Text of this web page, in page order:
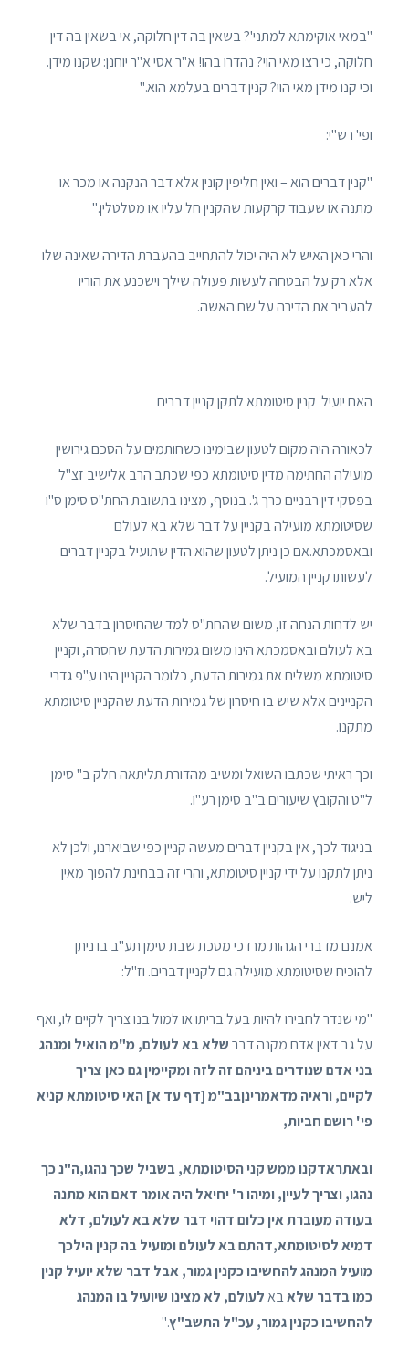
"במאי אוקימתא למתני'? בשאין בה דין חלוקה, אי בשאין בה דין
חלוקה, כי רצו מאי הוי? נהדרו בהו! א"ר אסי א"ר יוחנן: שקנו מידן.
וכי קנו מידן מאי הוי? קנין דברים בעלמא הוא."
ופי' רש"י:
"קנין דברים הוא – ואין חליפין קונין אלא דבר הנקנה או מכר או
מתנה או שעבוד קרקעות שהקנין חל עליו או מטלטלין."
והרי כאן האיש לא היה יכול להתחייב בהעברת הדירה שאינה שלו
אלא רק על הבטחה לעשות פעולה שילך וישכנע את הוריו
להעביר את הדירה על שם האשה.
האם יועיל קנין סיטומתא לתקן קניין דברים
לכאורה היה מקום לטעון שבימינו כשחותמים על הסכם גירושין
מועילה החתימה מדין סיטומתא כפי שכתב הרב אלישיב זצ"ל
בפסקי דין רבניים כרך ג'. בנוסף, מצינו בתשובת החת"ס סימן ס"ו
שסיטומתא מועילה בקניין על דבר שלא בא לעולם
ובאסמכתא.אם כן ניתן לטעון שהוא הדין שתועיל בקניין דברים
לעשותו קניין המועיל.
יש לדחות הנחה זו, משום שהחת"ס למד שהחיסרון בדבר שלא
בא לעולם ובאסמכתא הינו משום גמירות הדעת שחסרה, וקניין
סיטומתא משלים את גמירות הדעת, כלומר הקניין הינו ע"פ גדרי
הקניינים אלא שיש בו חיסרון של גמירות הדעת שהקניין סיטומתא
מתקנו.
וכך ראיתי שכתבו השואל ומשיב מהדורת תליתאה חלק ב" סימן
ל"ט והקובץ שיעורים ב"ב סימן רע"ו.
בניגוד לכך, אין בקניין דברים מעשה קניין כפי שביארנו, ולכן לא
ניתן לתקנו על ידי קניין סיטומתא, והרי זה בבחינת להפוך מאין
ליש.
אמנם מדברי הגהות מרדכי מסכת שבת סימן תע"ב בו ניתן
להוכיח שסיטומתא מועילה גם לקניין דברים. וז"ל:
"מי שנדר לחבירו להיות בעל בריתו או למול בנו צריך לקיים לו, ואף
על גב דאין אדם מקנה דברשלא בא לעולם, מ"מ הואיל ומנהג
בני אדם שנודרים ביניהם זה לזה ומקיימין גם כאן צריך
לקיים, וראיה מדאמרינןבב"מ [דף עד א] האי סיטומתא קניא
פי' רושם חביות,
ובאתראדקנו ממש קני הסיטומתא, בשביל שכך נהגו,ה"נ כך
נהגו, וצריך לעיין, ומיהו ר' יחיאל היה אומר דאם הוא מתנה
בעודה מעוברת אין כלום דהוי דבר שלא בא לעולם, דלא
דמיא לסיטומתא,דהתם בא לעולם ומועיל בה קנין הילכך
מועיל המנהג להחשיבו כקנין גמור, אבל דבר שלא יועיל קנין
כמו בדבר שלאבאלעולם, לא מצינו שיועיל בו המנהג
להחשיבו כקנין גמור, עכ"ל התשב"ץ."